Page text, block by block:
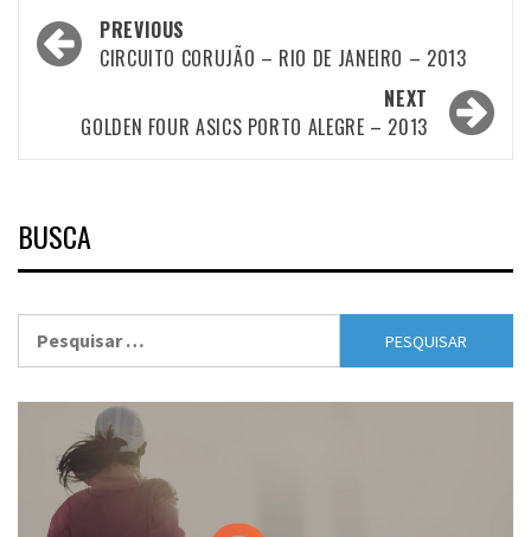
Post
navigation
PREVIOUS
CIRCUITO CORUJÃO – RIO DE JANEIRO – 2013
NEXT
GOLDEN FOUR ASICS PORTO ALEGRE – 2013
BUSCA